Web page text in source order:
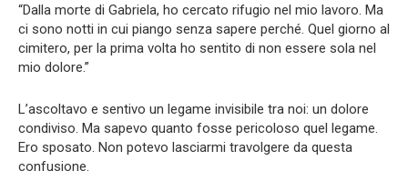
“Dalla morte di Gabriela, ho cercato rifugio nel mio lavoro. Ma
ci sono notti in cui piango senza sapere perché. Quel giorno al
cimitero, per la prima volta ho sentito di non essere sola nel
mio dolore.”
L’ascoltavo e sentivo un legame invisibile tra noi: un dolore
condiviso. Ma sapevo quanto fosse pericoloso quel legame.
Ero sposato. Non potevo lasciarmi travolgere da questa
confusione.